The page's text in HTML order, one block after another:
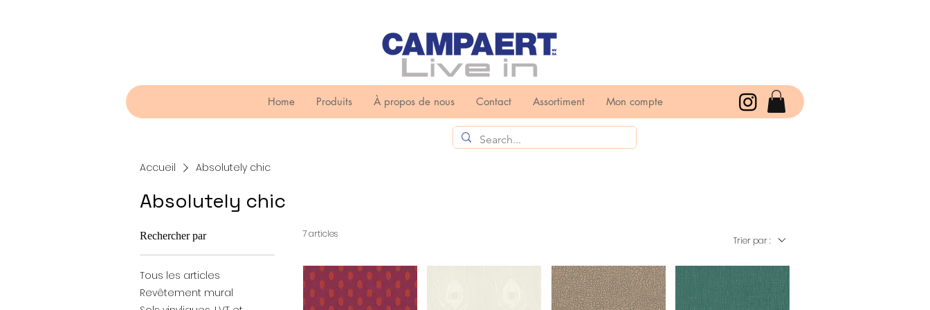
Home Produits À propos de nous Contact Assortiment Mon compte
Accueil Absolutely chic
Absolutely chic
Rechercher par
Tous les articles
Revêtement mural
7 articles
Trier par :